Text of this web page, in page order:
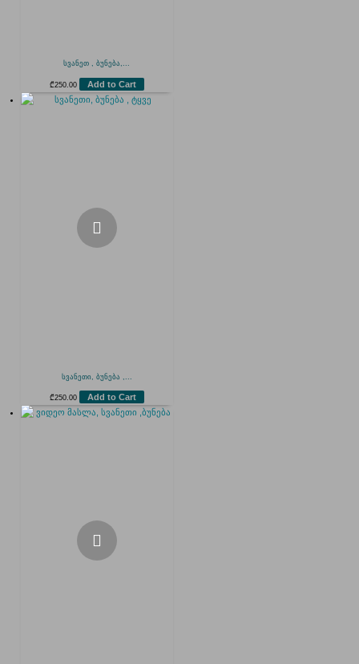
სვანეთ , ბუნება,...
₾250.00 Add to Cart
სვანეთი, ბუნება ,...
₾250.00 Add to Cart